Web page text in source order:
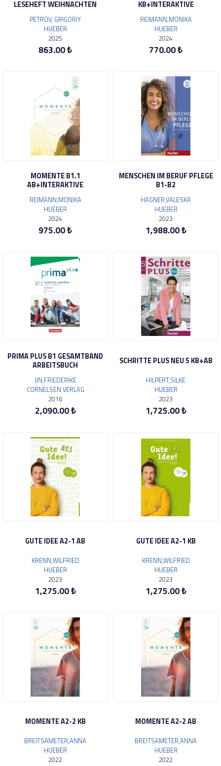
LESEHEFT WEIHNACHTEN
PETROV, GRIGORIY
HUEBER
2025
863.00 ₺
KB+INTERAKTIVE
REIMANN,MONIKA
HUEBER
2024
770.00 ₺
MOMENTE B1.1
AB+INTERAKTIVE
REIMANN,MONIKA
HUEBER
2024
975.00 ₺
MENSCHEN IM BERUF PFLEGE
B1-B2
HAGNER,VALESKA
HUEBER
2023
1,988.00 ₺
PRIMA PLUS B1 GESAMTBAND
ARBEITSBUCH
JIN,FRIEDERIKE
CORNELSEN VERLAG
2016
2,090.00 ₺
SCHRITTE PLUS NEU 5 KB+AB
HILPERT,SILKE
HUEBER
2023
1,725.00 ₺
GUTE IDEE A2-1 AB
KRENN,WILFRIED
HUEBER
2023
1,275.00 ₺
GUTE IDEE A2-1 KB
KRENN,WILFRIED
HUEBER
2023
1,275.00 ₺
MOMENTE A2-2 KB
BREITSAMETER,ANNA
HUEBER
2022
MOMENTE A2-2 AB
BREITSAMETER,ANNA
HUEBER
2022